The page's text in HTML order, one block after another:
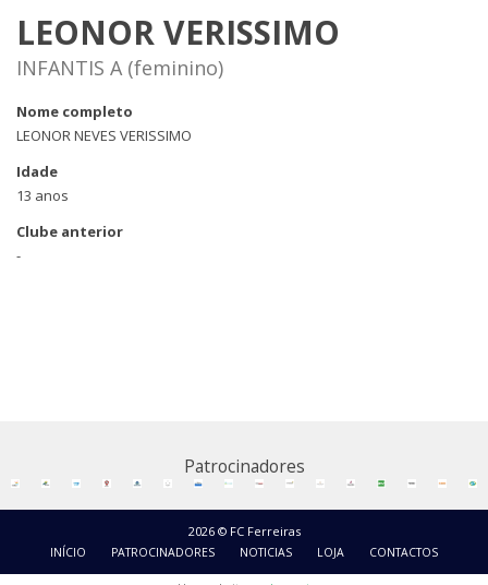
LEONOR VERISSIMO
INFANTIS A (feminino)
Nome completo
LEONOR NEVES VERISSIMO
Idade
13 anos
Clube anterior
-
Patrocinadores
2026 © FC Ferreiras
INÍCIO PATROCINADORES NOTICIAS LOJA CONTACTOS